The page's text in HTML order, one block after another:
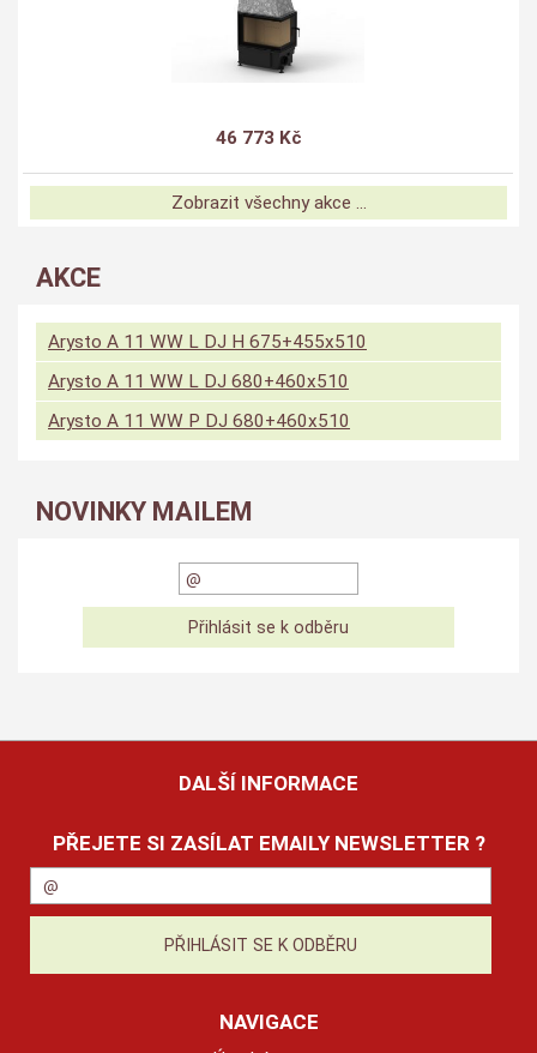
46 773 Kč
Zobrazit všechny akce ...
AKCE
Arysto A 11 WW L DJ H 675+455x510
Arysto A 11 WW L DJ 680+460x510
Arysto A 11 WW P DJ 680+460x510
NOVINKY MAILEM
DALŠÍ INFORMACE
PŘEJETE SI ZASÍLAT EMAILY NEWSLETTER ?
NAVIGACE